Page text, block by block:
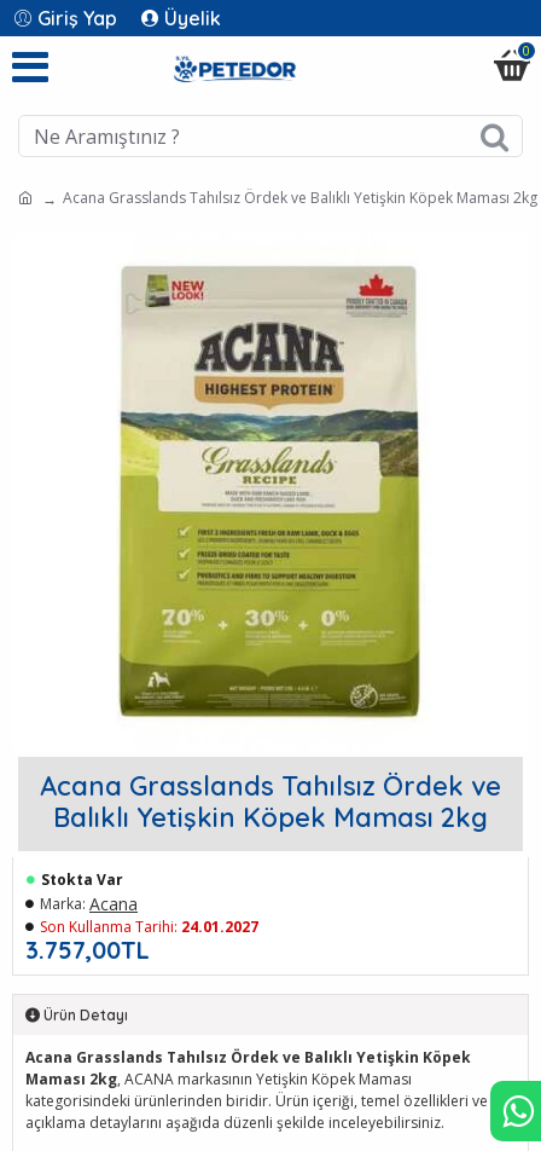
Giriş Yap Üyelik
0
Acana Grasslands Tahılsız Ördek ve Balıklı Yetişkin Köpek Maması 2kg
Acana Grasslands Tahılsız Ördek ve
Balıklı Yetişkin Köpek Maması 2kg
3.757,00TL
Stokta Var
Marka: Acana
Son Kullanma Tarihi: 24.01.2027
Ürün Detayı
Acana Grasslands Tahılsız Ördek ve Balıklı Yetişkin Köpek
Maması 2kg, ACANA markasının Yetişkin Köpek Maması
kategorisindeki ürünlerinden biridir. Ürün içeriği, temel özellikleri ve
açıklama detaylarını aşağıda düzenli şekilde inceleyebilirsiniz.